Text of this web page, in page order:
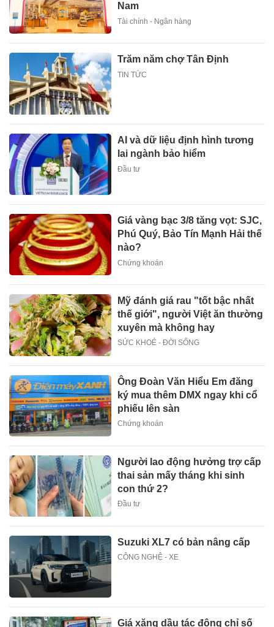
Nam
Tài chính - Ngân hàng
Trăm năm chợ Tân Định
TIN TỨC
AI và dữ liệu định hình tương
lai ngành bảo hiểm
Đầu tư
Giá vàng bạc 3/8 tăng vọt: SJC,
Phú Quý, Bảo Tín Mạnh Hải thế
nào?
Chứng khoán
Mỹ đánh giá rau "tốt bậc nhất
thế giới", người Việt ăn thường
xuyên mà không hay
SỨC KHOẺ - ĐỜI SỐNG
Ông Đoàn Văn Hiểu Em đăng
ký mua thêm DMX ngay khi cổ
phiếu lên sàn
Chứng khoán
Người lao động hưởng trợ cấp
thai sản mấy tháng khi sinh
con thứ 2?
Đầu tư
Suzuki XL7 có bản nâng cấp
CÔNG NGHỆ - XE
Giá xăng dầu tác động chỉ số